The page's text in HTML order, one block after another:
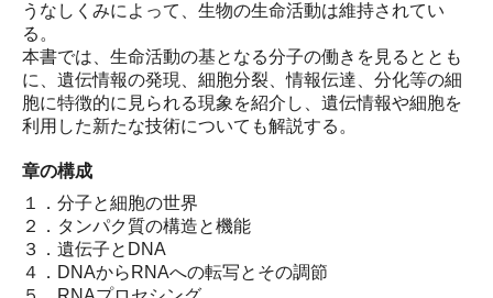
うなしくみによって、生物の生命活動は維持されてい
る。
本書では、生命活動の基となる分子の働きを見るととも
に、遺伝情報の発現、細胞分裂、情報伝達、分化等の細
胞に特徴的に見られる現象を紹介し、遺伝情報や細胞を
利用した新たな技術についても解説する。
章の構成
１．分子と細胞の世界
２．タンパク質の構造と機能
３．遺伝子とDNA
４．DNAからRNAへの転写とその調節